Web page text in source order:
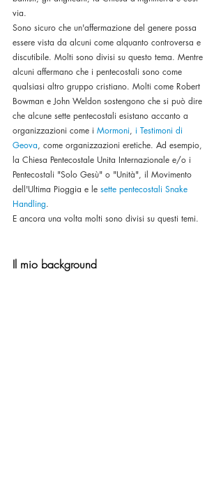
via.
Sono sicuro che un'affermazione del genere possa
essere vista da alcuni come alquanto controversa e
discutibile. Molti sono divisi su questo tema. Mentre
alcuni affermano che i pentecostali sono come
qualsiasi altro gruppo cristiano. Molti come Robert
Bowman e John Weldon sostengono che si può dire
che alcune sette pentecostali esistano accanto a
organizzazioni come i Mormoni, i Testimoni di
Geova, come organizzazioni eretiche. Ad esempio,
la Chiesa Pentecostale Unita Internazionale e/o i
Pentecostali "Solo Gesù" o "Unità", il Movimento
dell'Ultima Pioggia e le sette pentecostali Snake
Handling.
E ancora una volta molti sono divisi su questi temi.
Il mio background